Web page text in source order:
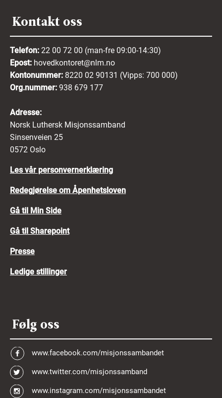
Kontakt oss
Telefon: 22 00 72 00 (man-fre 09:00-14:30)
Epost: hovedkontoret@nlm.no
Kontonummer: 8220 02 90131 (Vipps: 700 000)
Org.nummer: 938 679 177
Adresse:
Norsk Luthersk Misjonssamband
Sinsenveien 25
0572 Oslo
Les vår personvernerklæring
Redegjørelse om Åpenhetsloven
Gå til Min Side
Gå til Sharepoint
Presse
Ledige stillinger
Følg oss
www.facebook.com/misjonssambandet
www.twitter.com/misjonssamband
www.instagram.com/misjonssambandet